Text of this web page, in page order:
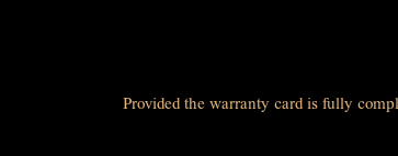
* Provided the warranty card is fully